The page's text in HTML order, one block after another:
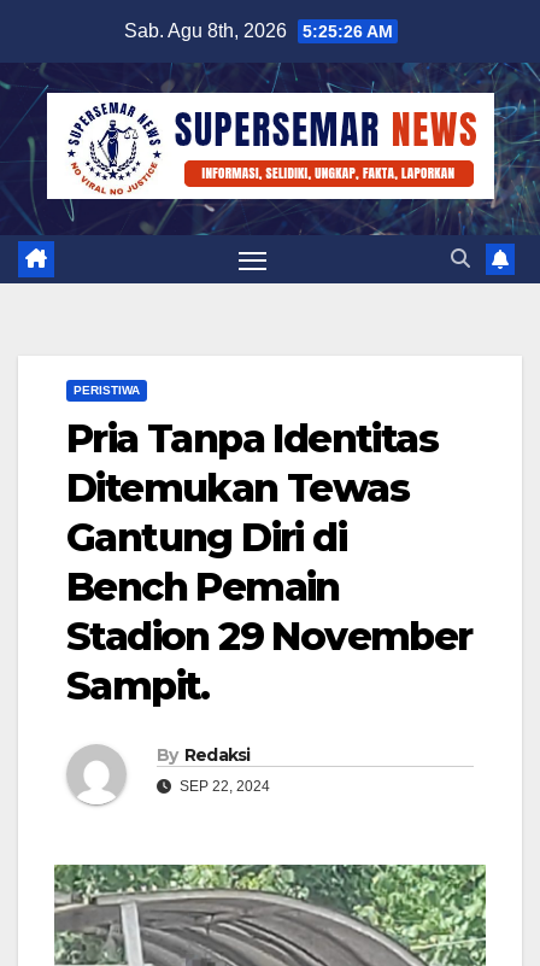
content
Sab. Agu 8th, 2026 5:25:27 AM
PERISTIWA
Pria Tanpa Identitas
Ditemukan Tewas
Gantung Diri di
Bench Pemain
Stadion 29 November
Sampit.
By Redaksi
SEP 22, 2024